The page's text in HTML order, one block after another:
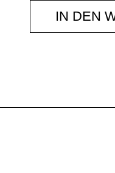
IN DEN